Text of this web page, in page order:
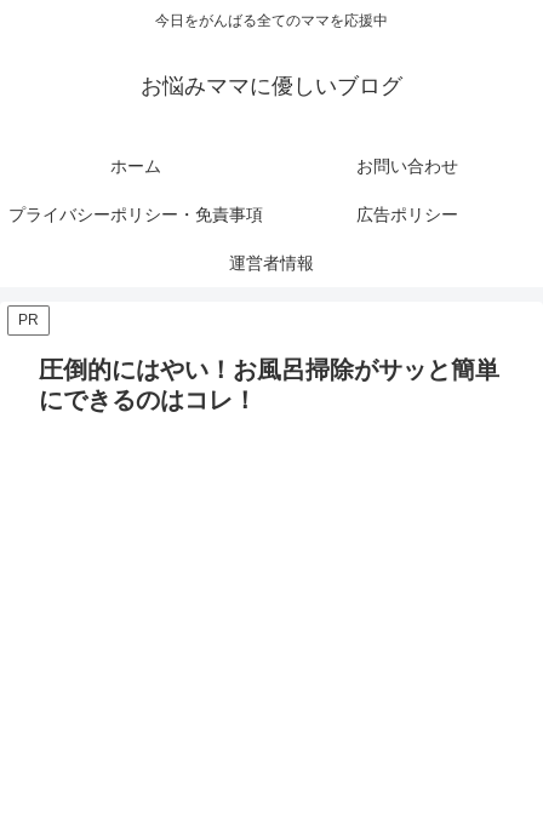
今日をがんばる全てのママを応援中
お悩みママに優しいブログ
ホーム お問い合わせ
プライバシーポリシー・免責事項 広告ポリシー
運営者情報
PR
圧倒的にはやい！お風呂掃除がサッと簡単
にできるのはコレ！